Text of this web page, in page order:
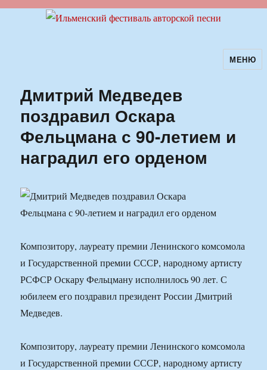
Ильменский фестиваль авторскойМЕНЮ
Дмитрий Медведев
поздравил Оскара
Фельцмана с 90-летием и
наградил его орденом
Композитору, лауреату премии Ленинского комсомола
и Государственной премии СССР, народному артисту
РСФСР Оскару Фельцману исполнилось 90 лет. С
юбилеем его поздравил президент России Дмитрий
Медведев.
Композитору, лауреату премии Ленинского комсомола
и Государственной премии СССР, народному артисту